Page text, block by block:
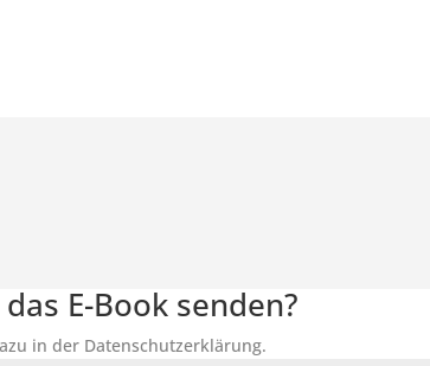
E-Book senden?
in der Datenschutzerklärung.